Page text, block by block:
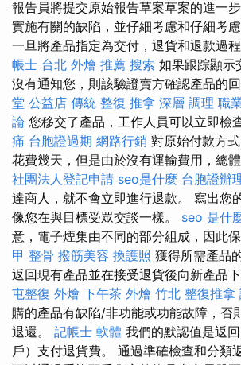
報告員將提交原始報告草案草案的進一
實施有關的缺陷，並仔細考慮和仔細考慮
一旦將產品指定為交付，退貨和退款過
帳士 台北 外燴 推薦 搜索 如果跟踪顯示
沒有通知您，則該驗證賣方確認產品的回
堂 公益店 傳統 整復 推拿 深層 調理 職
論 您移交了產品，工作人員可以立即檢
痛 台胞證過期 網路行銷 對原始付款方
花費幾天，但是由於沒有運輸費用，總體
社團法人登記申請 seo是什麼 台胞證辦
達商人，就不會立即進行退款。 寫出您
像您在與目標受眾交談一樣。 seo 是什
意，電子煙集由不同的部分組成，因此
甲 整骨 撥筋美容 換護照 獲得所需產品
返回現有產品並在接受退貨後向新產品
屯整復 外燴 下午茶 外燴 竹北 整復推拿
購的產品有缺陷/非功能或功能故障，否
退還。 記帳士 軟體 我們的默認值是返
戶）支付退貨費。 通過準確檢查和分類